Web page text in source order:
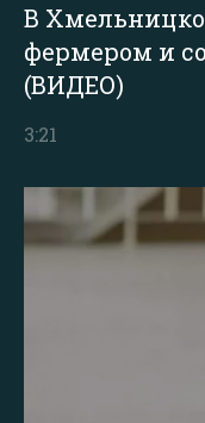
В
фермером и
(ВИДЕО)
3:21